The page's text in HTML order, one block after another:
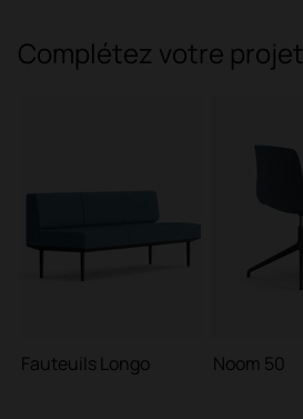
Complétez votre projet
Fauteuils Longo Noom 50